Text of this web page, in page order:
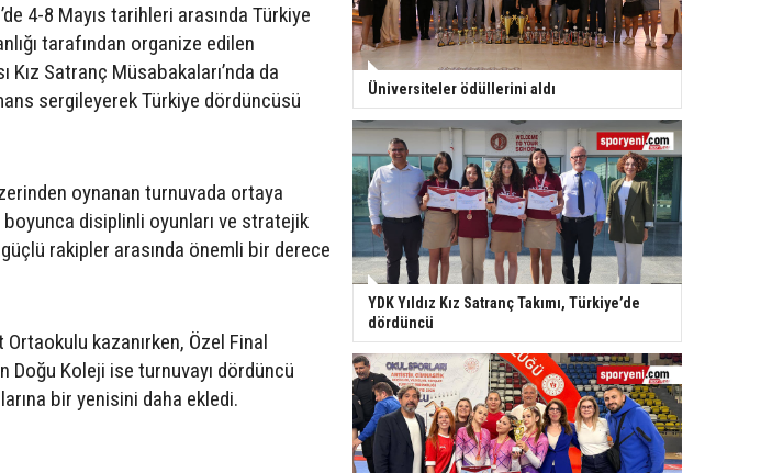
4-8 Mayıs tarihleri arasında Türkiye
tarafından organize edilen
Kız Satranç Müsabakaları’nda da
sergileyerek Türkiye dördüncüsü
oynanan turnuvada ortaya
boyunca disiplinli oyunları ve stratejik
rakipler arasında önemli bir derece
kazanırken, Özel Final
Doğu Koleji ise turnuvayı dördüncü
bir yenisini daha ekledi.
Üniversiteler ödüllerini aldı
YDK Yıldız Kız Satranç Takımı, Türkiye’de
dördüncü